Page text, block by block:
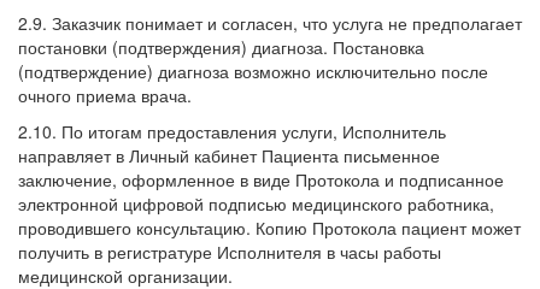
2.9. Заказчик понимает и согласен, что услуга не предполагает
постановки (подтверждения) диагноза. Постановка
(подтверждение) диагноза возможно исключительно после
очного приема врача.
2.10. По итогам предоставления услуги, Исполнитель
направляет в Личный кабинет Пациента письменное
заключение, оформленное в виде Протокола и подписанное
электронной цифровой подписью медицинского работника,
проводившего консультацию. Копию Протокола пациент может
получить в регистратуре Исполнителя в часы работы
медицинской организации.